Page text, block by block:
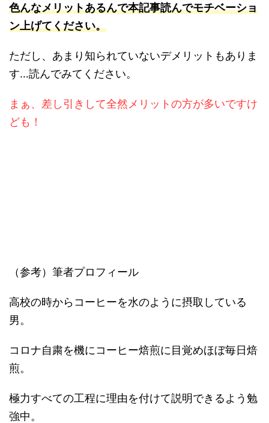
色んなメリットあるんで本記事読んでモチベーショ
ン上げてください。
ただし、あまり知られていないデメリットもありま
す…読んでみてください。
まぁ、差し引きして全然メリットの方が多いですけ
ども！
（参考）筆者プロフィール
高校の時からコーヒーを水のように摂取している
男。
コロナ自粛を機にコーヒー焙煎に目覚めほぼ毎日焙
煎。
極力すべての工程に理由を付けて説明できるよう勉
強中。